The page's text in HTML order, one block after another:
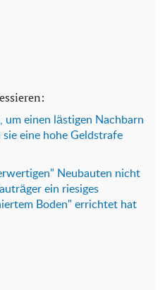
um einen lästigen Nachbarn
sie eine hohe Geldstrafe
Neubauten nicht
ein riesiges
Boden" errichtet hat